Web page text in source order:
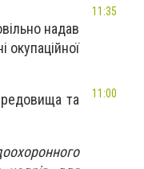
надав
та
11:35
11:00